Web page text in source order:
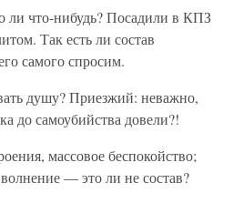
ли что-нибудь? Посадили в КПЗ
Так есть ли состав
самого спросим.
душу? Приезжий: неважно,
до самоубийства довели?!
массовое беспокойство;
— это ли не состав?